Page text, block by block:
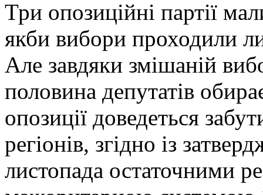
Три опозиційні партії
якби вибори проходили
Але завдяки змішаній
половина депутатів
опозиції доведеться
регіонів, згідно із
листопада остаточними